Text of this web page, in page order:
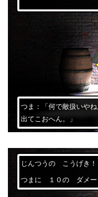
つま：「何で敵扱いや
出てこおへん。」
じんつうの こうげき！
つまに １０の ダメー